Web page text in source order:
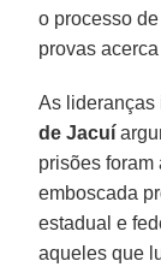
o processo
provas
As lideranças
de Jacuí
prisões foram
emboscada
estadual e
aqueles que